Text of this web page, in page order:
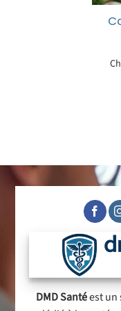
DMD Santéest un